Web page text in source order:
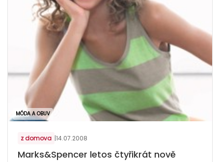
MÓDA A OBUV
z domova |14.07.2008
Marks&Spencer letos čtyřikrát nově